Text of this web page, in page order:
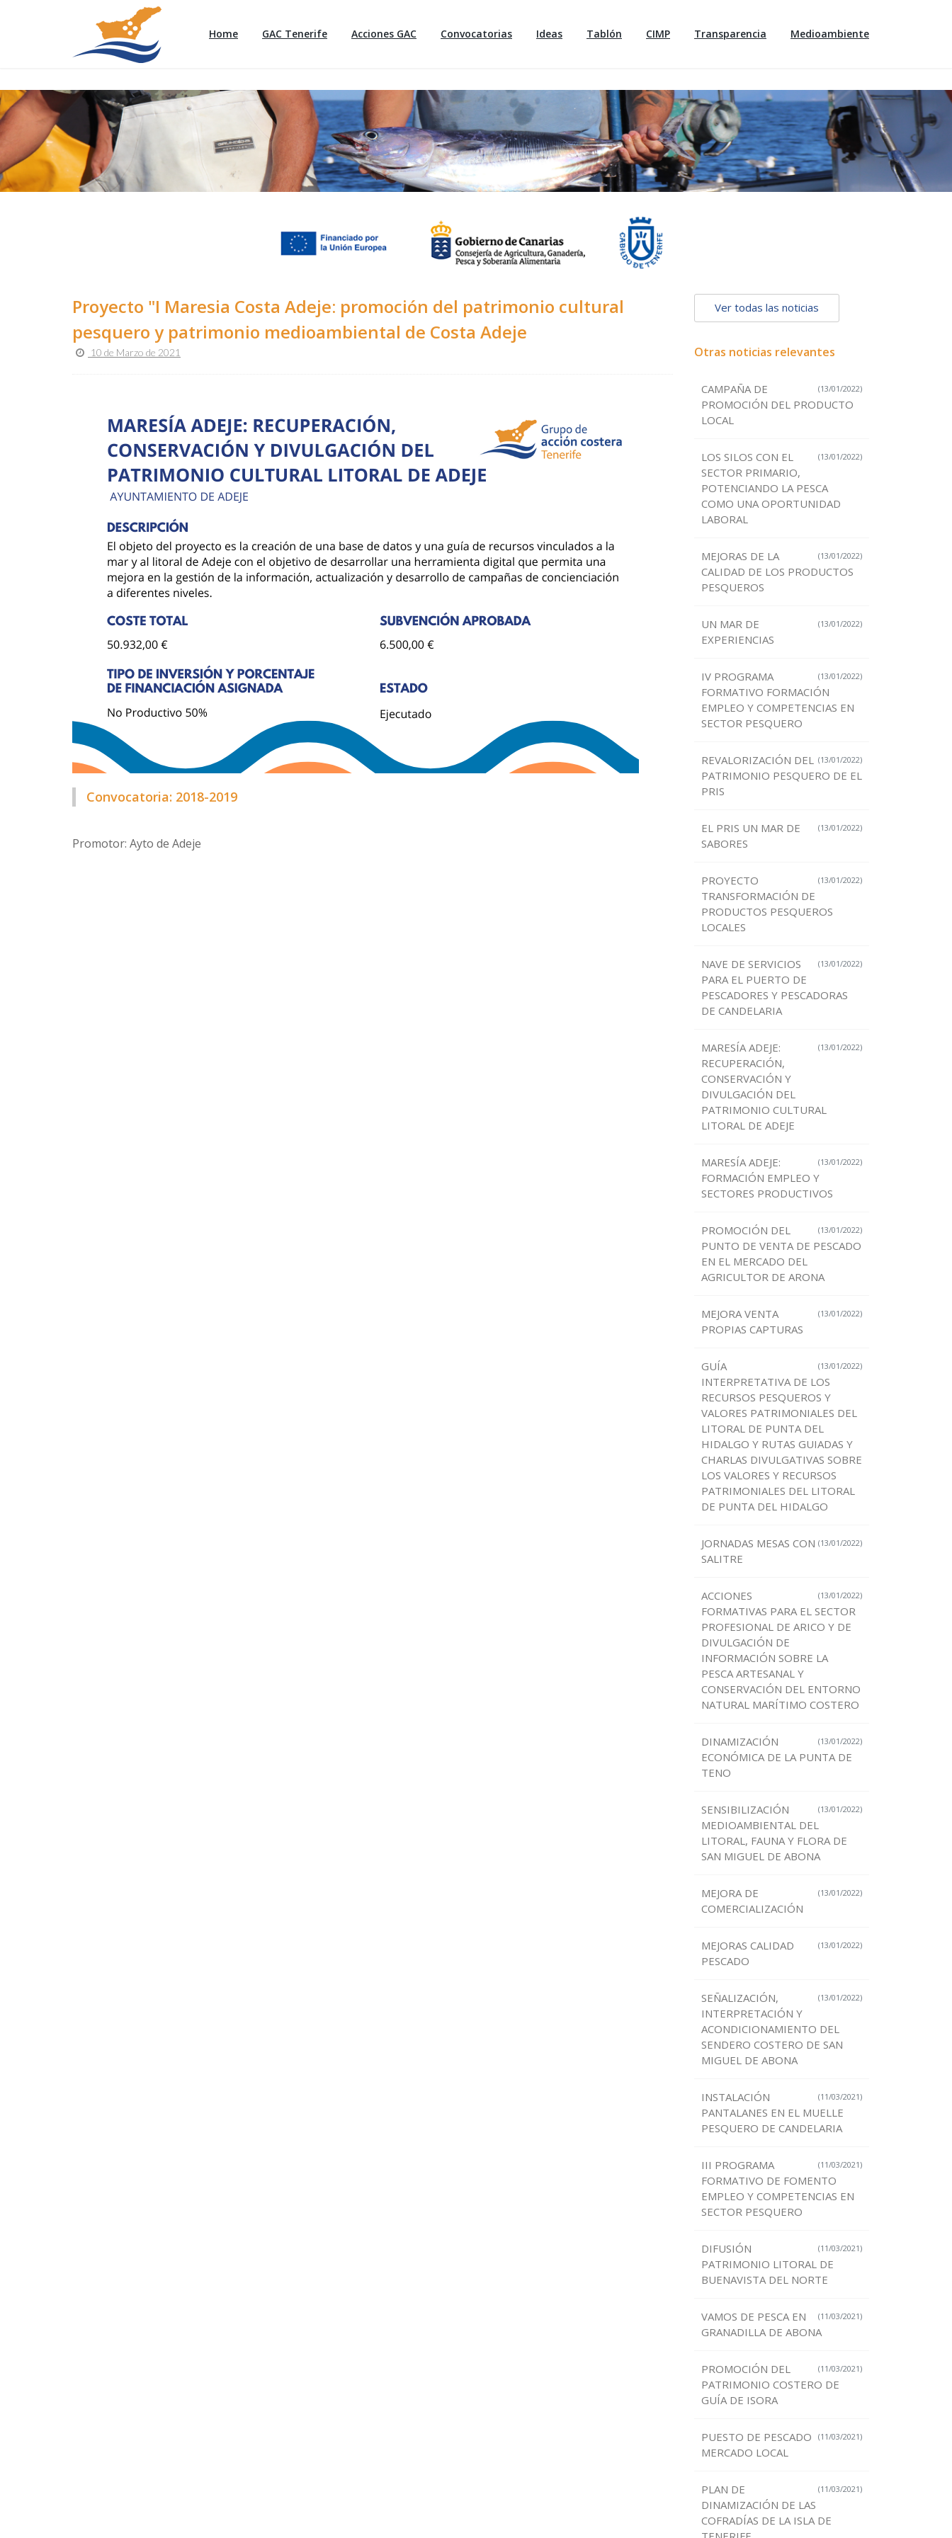
Home GAC Tenerife Acciones GAC Convocatorias Ideas Tablón CIMP Transparencia Medioambiente
Proyecto "I Maresia Costa Adeje: promoción del patrimonio cultural
pesquero y patrimonio medioambiental de Costa Adeje
10 de Marzo de 2021
Convocatoria: 2018-2019
Promotor: Ayto de Adeje
Ver todas las noticias
Otras noticias relevantes
(13/01/2022)
CAMPAÑA DE
PROMOCIÓN DEL PRODUCTO
LOCAL
(13/01/2022)
LOS SILOS CON EL
SECTOR PRIMARIO,
POTENCIANDO LA PESCA
COMO UNA OPORTUNIDAD
LABORAL
(13/01/2022)
MEJORAS DE LA
CALIDAD DE LOS PRODUCTOS
PESQUEROS
(13/01/2022)
UN MAR DE
EXPERIENCIAS
(13/01/2022)
IV PROGRAMA
FORMATIVO FORMACIÓN
EMPLEO Y COMPETENCIAS EN
SECTOR PESQUERO
(13/01/2022)
REVALORIZACIÓN DEL
PATRIMONIO PESQUERO DE EL
PRIS
(13/01/2022)
EL PRIS UN MAR DE
SABORES
(13/01/2022)
PROYECTO
TRANSFORMACIÓN DE
PRODUCTOS PESQUEROS
LOCALES
(13/01/2022)
NAVE DE SERVICIOS
PARA EL PUERTO DE
PESCADORES Y PESCADORAS
DE CANDELARIA
(13/01/2022)
MARESÍA ADEJE:
RECUPERACIÓN,
CONSERVACIÓN Y
DIVULGACIÓN DEL
PATRIMONIO CULTURAL
LITORAL DE ADEJE
(13/01/2022)
MARESÍA ADEJE:
FORMACIÓN EMPLEO Y
SECTORES PRODUCTIVOS
(13/01/2022)
PROMOCIÓN DEL
PUNTO DE VENTA DE PESCADO
EN EL MERCADO DEL
AGRICULTOR DE ARONA
(13/01/2022)
MEJORA VENTA
PROPIAS CAPTURAS
(13/01/2022)
GUÍA
INTERPRETATIVA DE LOS
RECURSOS PESQUEROS Y
VALORES PATRIMONIALES DEL
LITORAL DE PUNTA DEL
HIDALGO Y RUTAS GUIADAS Y
CHARLAS DIVULGATIVAS SOBRE
LOS VALORES Y RECURSOS
PATRIMONIALES DEL LITORAL
DE PUNTA DEL HIDALGO
(13/01/2022)
JORNADAS MESAS CON
SALITRE
(13/01/2022)
ACCIONES
FORMATIVAS PARA EL SECTOR
PROFESIONAL DE ARICO Y DE
DIVULGACIÓN DE
INFORMACIÓN SOBRE LA
PESCA ARTESANAL Y
CONSERVACIÓN DEL ENTORNO
NATURAL MARÍTIMO COSTERO
(13/01/2022)
DINAMIZACIÓN
ECONÓMICA DE LA PUNTA DE
TENO
(13/01/2022)
SENSIBILIZACIÓN
MEDIOAMBIENTAL DEL
LITORAL, FAUNA Y FLORA DE
SAN MIGUEL DE ABONA
(13/01/2022)
MEJORA DE
COMERCIALIZACIÓN
(13/01/2022)
MEJORAS CALIDAD
PESCADO
(13/01/2022)
SEÑALIZACIÓN,
INTERPRETACIÓN Y
ACONDICIONAMIENTO DEL
SENDERO COSTERO DE SAN
MIGUEL DE ABONA
(11/03/2021)
INSTALACIÓN
PANTALANES EN EL MUELLE
PESQUERO DE CANDELARIA
(11/03/2021)
III PROGRAMA
FORMATIVO DE FOMENTO
EMPLEO Y COMPETENCIAS EN
SECTOR PESQUERO
(11/03/2021)
DIFUSIÓN
PATRIMONIO LITORAL DE
BUENAVISTA DEL NORTE
(11/03/2021)
VAMOS DE PESCA EN
GRANADILLA DE ABONA
(11/03/2021)
PROMOCIÓN DEL
PATRIMONIO COSTERO DE
GUÍA DE ISORA
(11/03/2021)
PUESTO DE PESCADO
MERCADO LOCAL
(11/03/2021)
PLAN DE
DINAMIZACIÓN DE LAS
COFRADÍAS DE LA ISLA DE